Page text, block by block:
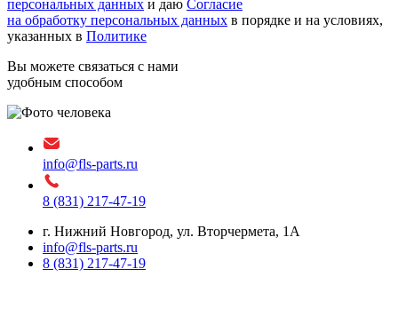
персональных данных и даю Согласие
на обработку персональных данных в порядке и на условиях,
указанных в Политике
Вы можете связаться с нами
удобным способом
info@fls-parts.ru
8 (831) 217-47-19
г. Нижний Новгород, ул. Вторчермета, 1А
info@fls-parts.ru
8 (831) 217-47-19